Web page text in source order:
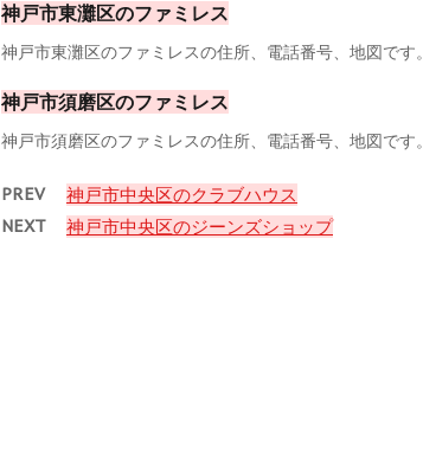
神戸市東灘区のファミレス
神戸市東灘区のファミレスの住所、電話番号、地図です。
神戸市須磨区のファミレス
神戸市須磨区のファミレスの住所、電話番号、地図です。
PREV 神戸市中央区のクラブハウス
NEXT 神戸市中央区のジーンズショップ